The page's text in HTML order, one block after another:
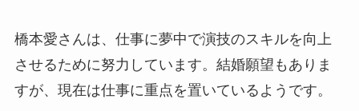
橋本愛さんは、仕事に夢中で演技のスキルを向上
させるために努力しています。結婚願望もありま
すが、現在は仕事に重点を置いているようです。